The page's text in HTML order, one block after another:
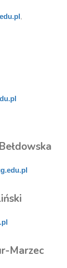
,
Marzec